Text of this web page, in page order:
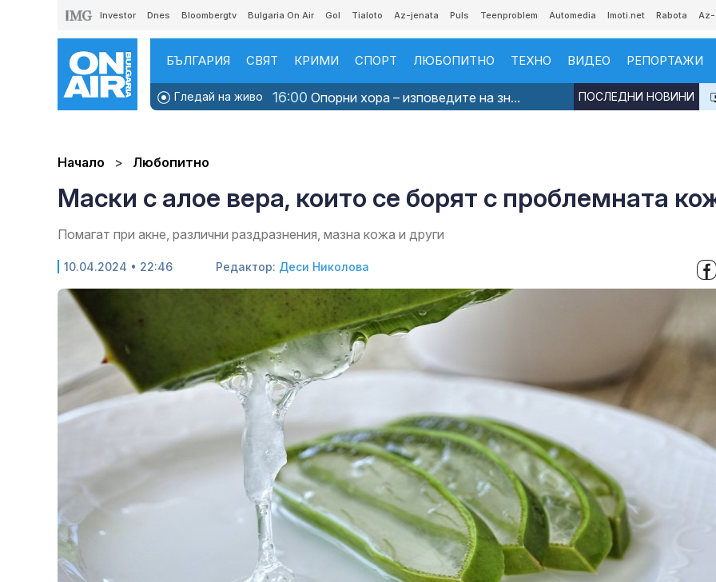
Investor Dnes Bloombergtv Bulgaria On Air Gol Tialoto Az-jenata Puls Teenproblem Automedia Imoti.net Rabota
БЪЛГАРИЯ СВЯТ КРИМИ СПОРТ ЛЮБОПИТНО ТЕХНО ВИДЕО РЕПОРТАЖИ
Гледай на живо 16:00 Опорни хора – изповедите на зн... ПОСЛЕДНИ НОВИНИ
Начало Любопитно
Маски с алое вера, които се борят с проблемната
Помагат при акне, различни раздразнения, мазна кожа и други
10.04.2024 • 22:46 Редактор: Деси Николова